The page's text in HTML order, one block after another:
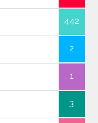
442
2
1
3